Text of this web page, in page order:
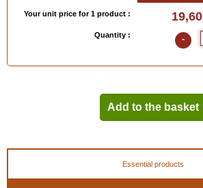
Your unit price for 1 product : 19,60
Quantity : -
Add to the basket
Essential products